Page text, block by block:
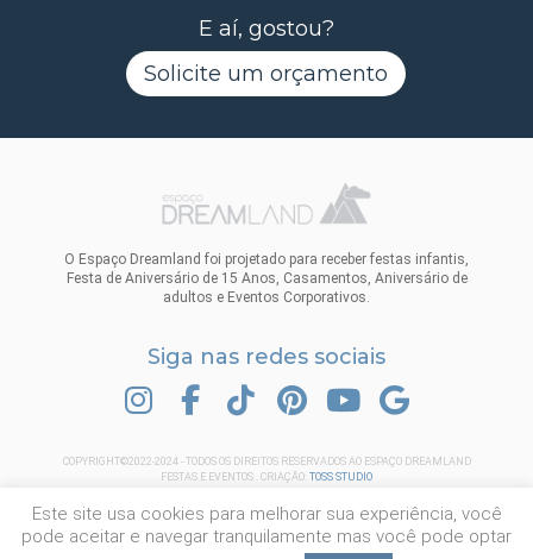
E aí, gostou?
Solicite um orçamento
O Espaço Dreamland foi projetado para receber festas infantis,
Festa de Aniversário de 15 Anos, Casamentos, Aniversário de
adultos e Eventos Corporativos.
Siga nas redes sociais
INSTAGRAMFACEBOOKTIK TOK PINTERESTYOUTUBE
COPYRIGHT©2022-2024 - TODOS OS DIREITOS RESERVADOS AO ESPAÇO DREAMLAND
FESTAS E EVENTOS . CRIAÇÃO:TOSS STUDIO
Este site usa cookies para melhorar sua experiência, você
pode aceitar e navegar tranquilamente mas você pode optar